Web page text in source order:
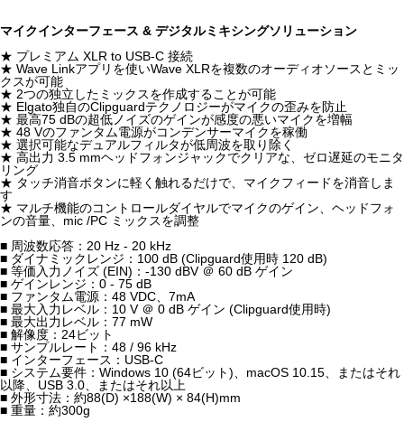
マイクインターフェース & デジタルミキシングソリューション
★ プレミアム XLR to USB-C 接続
★ Wave Linkアプリを使いWave XLRを複数のオーディオソースとミッ
クスが可能
★ 2つの独立したミックスを作成することが可能
★ Elgato独自のClipguardテクノロジーがマイクの歪みを防止
★ 最高75 dBの超低ノイズのゲインが感度の悪いマイクを増幅
★ 48 Vのファンタム電源がコンデンサーマイクを稼働
★ 選択可能なデュアルフィルタが低周波を取り除く
★ 高出力 3.5 mmヘッドフォンジャックでクリアな、ゼロ遅延のモニタ
リング
★ タッチ消音ボタンに軽く触れるだけで、マイクフィードを消音しま
す
★ マルチ機能のコントロールダイヤルでマイクのゲイン、ヘッドフォ
ンの音量、mic /PC ミックスを調整
■ 周波数応答：20 Hz - 20 kHz
■ ダイナミックレンジ：100 dB (Clipguard使用時 120 dB)
■ 等価入力ノイズ (EIN)：-130 dBV ＠ 60 dB ゲイン
■ ゲインレンジ：0 - 75 dB
■ ファンタム電源：48 VDC、7mA
■ 最大入力レベル：10 V ＠ 0 dB ゲイン (Clipguard使用時)
■ 最大出力レベル：77 mW
■ 解像度：24ビット
■ サンプルレート：48 / 96 kHz
■ インターフェース：USB-C
■ システム要件：Windows 10 (64ビット)、macOS 10.15、またはそれ
以降、USB 3.0、またはそれ以上
■ 外形寸法：約88(D) ×188(W) × 84(H)mm
■ 重量：約300g